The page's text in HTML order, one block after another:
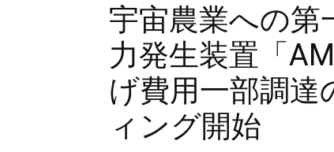
宇宙農業への
力発生装置「
げ費用一部調
ィング開始